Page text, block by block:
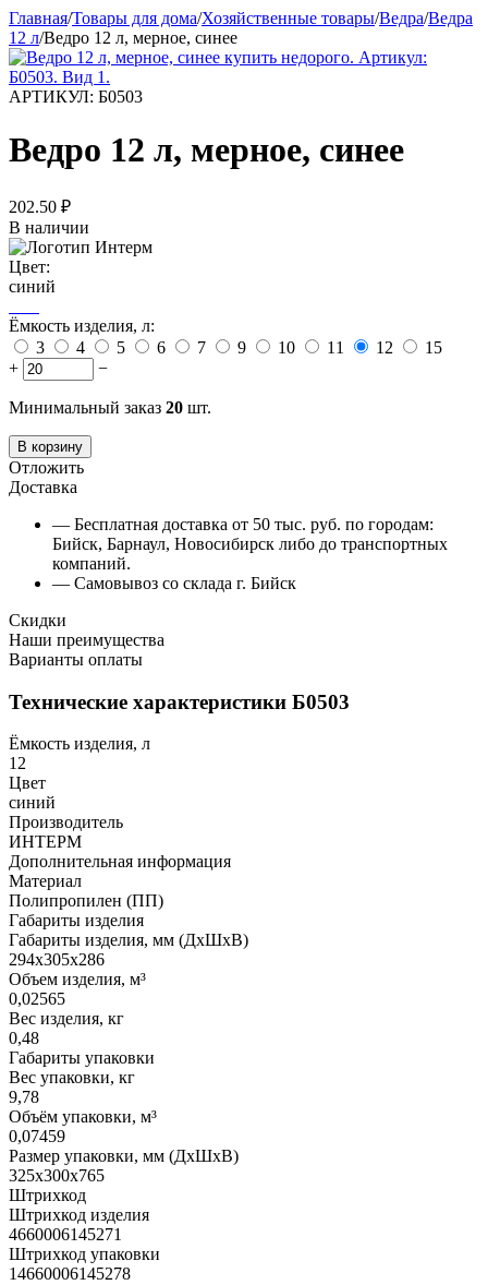
Главная/Товары для дома/Хозяйственные товары/Ведра/Ведра
12 л/Ведро 12 л, мерное, синее
АРТИКУЛ: Б0503
Ведро 12 л, мерное, синее
202.50 ₽
В наличии
Цвет:
синий
Ёмкость изделия, л:
3
4 5 6 7 9 10 11 12
15
+
−
Минимальный заказ 20 шт.
В корзину
Отложить
Доставка
— Бесплатная доставка от 50 тыс. руб. по городам:
Бийск, Барнаул, Новосибирск либо до транспортных
компаний.
— Самовывоз со склада г. Бийск
Скидки
Наши преимущества
Варианты оплаты
Технические характеристики Б0503
Ёмкость изделия, л
12
Цвет
синий
Производитель
ИНТЕРМ
Дополнительная информация
Материал
Полипропилен (ПП)
Габариты изделия
Габариты изделия, мм (ДхШхВ)
294х305х286
Объем изделия, м³
0,02565
Вес изделия, кг
0,48
Габариты упаковки
Вес упаковки, кг
9,78
Объём упаковки, м³
0,07459
Размер упаковки, мм (ДхШхВ)
325х300х765
Штрихкод
Штрихкод изделия
4660006145271
Штрихкод упаковки
14660006145278